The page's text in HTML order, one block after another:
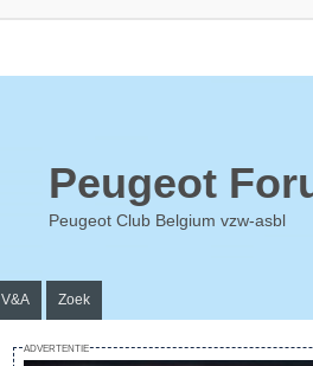
Peugeot
Peugeot Club Belgium vzw-asbl
V&A Zoek
ADVERTENTIE